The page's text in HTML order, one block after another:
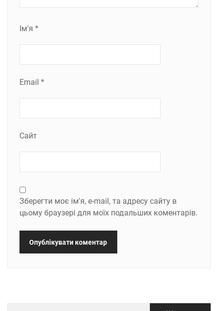
Ім'я *
Email *
Сайт
Зберегти моє ім'я, e-mail, та адресу сайту в
цьому браузері для моїх подальших коментарів.